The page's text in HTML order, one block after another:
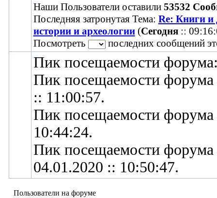
Наши Пользователи оставили 53532
Последняя затронутая Тема: Re: Книги и
истории и археологии(Сегодня::
Посмотреть
последних сообщений
Пик посещаемости
Пик посещаемости
:: 11:00:57.
Пик посещаемости
10:44:24.
Пик посещаемости
04.01.2020 :: 10:50:47.
Пользователи на форуме